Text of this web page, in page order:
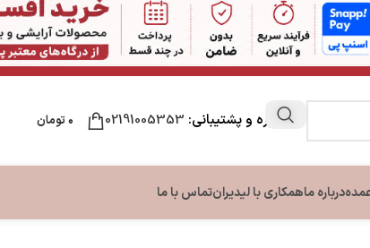
مشاوره و پشتیبانی: 02191005353 ۰ تومان
درباره ماهمکاری با لیدیرانتماس با ما